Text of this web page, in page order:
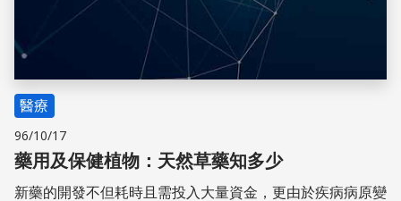
醫療
96/10/17
藥用及保健植物：天然草藥知多少
新藥的開發不但耗時且需投入大量資金，更由於疾病病原變